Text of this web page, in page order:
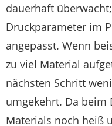
dauerhaft
Druckparameter im
angepasst. Wenn
zu viel Material
nächsten Schritt
umgekehrt. Da beim
Materials noch heiß